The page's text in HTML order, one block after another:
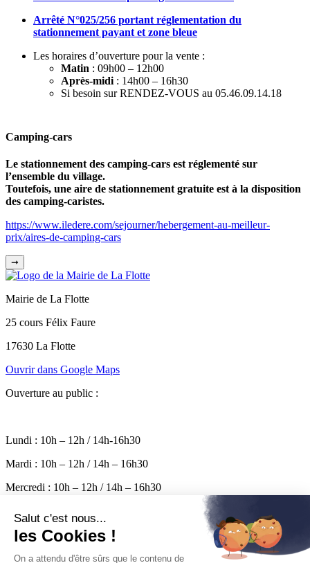
Arrêté N°025/256 portant réglementation du
stationnement payant et zone bleue
Les horaires d’ouverture pour la vente :
Matin : 09h00 – 12h00
Après-midi : 14h00 – 16h30
Si besoin sur RENDEZ-VOUS au 05.46.09.14.18
Camping-cars
Le stationnement des camping-cars est réglementé sur
l’ensemble du village.
Toutefois, une aire de stationnement gratuite est à la disposition
des camping-caristes.
https://www.iledere.com/sejourner/hebergement-au-meilleur-
prix/aires-de-camping-cars
➞
Mairie de La Flotte
25 cours Félix Faure
17630 La Flotte
Ouvrir dans Google Maps
Ouverture au public :
Lundi : 10h – 12h / 14h-16h30
Mardi : 10h – 12h / 14h – 16h30
Mercredi : 10h – 12h / 14h – 16h30
Jeudi : 10h – 12h / 14h – 16h30
Vendredi : 10h – 17h
Permanence le samedi de 10h à 12h